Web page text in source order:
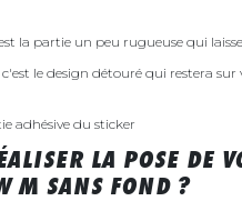
la partie un peu rugueuse qui
le design détouré qui restera
adhésive du sticker
LA POSE DE
M SANS FOND ?